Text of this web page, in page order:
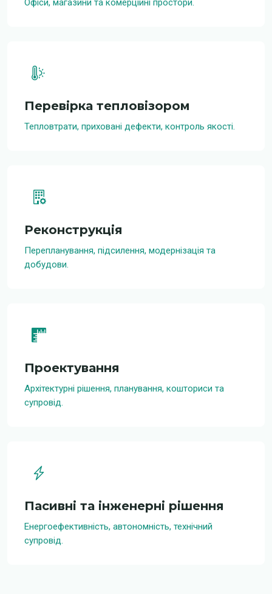
Перевірка тепловізором
Тепловтрати, приховані дефекти, контроль якості.
Реконструкція
Перепланування, підсилення, модернізація та
добудови.
Проектування
Архітектурні рішення, планування, кошториси та
супровід.
Пасивні та інженерні рішення
Енергоефективність, автономність, технічний
супровід.